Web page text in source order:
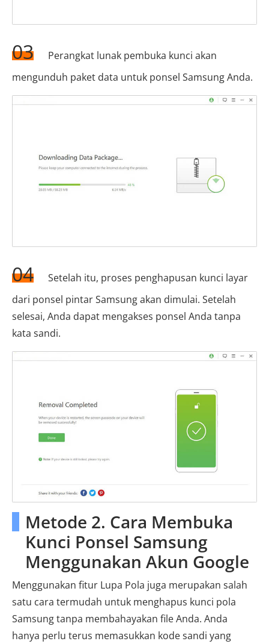
03
Perangkat lunak pembuka kunci akan
mengunduh paket data untuk ponsel Samsung Anda.
04
Setelah itu, proses penghapusan kunci layar
dari ponsel pintar Samsung akan dimulai. Setelah
selesai, Anda dapat mengakses ponsel Anda tanpa
kata sandi.
Metode 2. Cara Membuka
Kunci Ponsel Samsung
Menggunakan Akun Google
Menggunakan fitur Lupa Pola juga merupakan salah
satu cara termudah untuk menghapus kunci pola
Samsung tanpa membahayakan file Anda. Anda
hanya perlu terus memasukkan kode sandi yang